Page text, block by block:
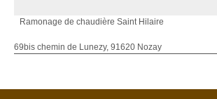
Ramonage de chaudière Saint Hilaire
69bis chemin de Lunezy, 91620 Nozay